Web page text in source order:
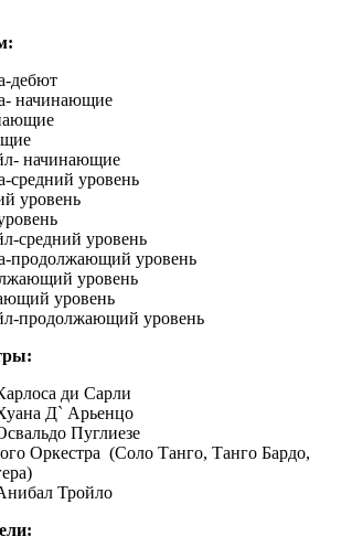
дебют
начинающие
начинающие
средний уровень
уровень
средний уровень
продолжающий уровень
уровень
уровень
продолжающий уровень
ди Сарли
Д` Арьенцо
Пуглиезе
Оркестра (Соло Танго, Танго Бардо,
Тройло